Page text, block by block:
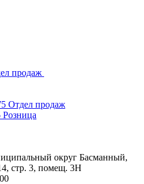
продаж
Отдел продаж
Розница
округ Басманный,
стр. 3, помещ. 3Н